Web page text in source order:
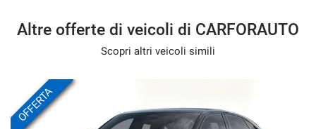
MARCA
ALLESTIMENTO
CILINDRATA
ALIMENTAZIONE( BENZINA ,DIESEL, METANO, GPL,
Altre offerte di veicoli di CARFORAUTO
Scopri altri veicoli simili
OFFERTA